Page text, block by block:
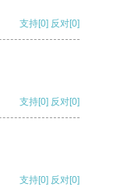
支持[0] 反对[0]
支持[0] 反对[0]
支持[0] 反对[0]